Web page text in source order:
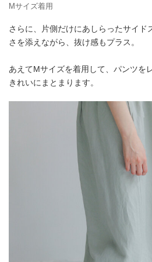
Mサイズ着用
さらに、片側だけにあしらったサイド
さを添えながら、抜け感もプラス。
あえてMサイズを着用して、パンツを
きれいにまとまります。